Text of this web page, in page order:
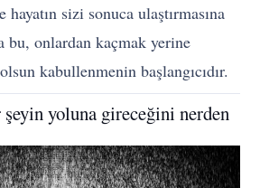
hayatın sizi sonuca ulaştırmasına
bu, onlardan kaçmak yerine
kabullenmenin başlangıcıdır.
şeyin yoluna gireceğini nerden